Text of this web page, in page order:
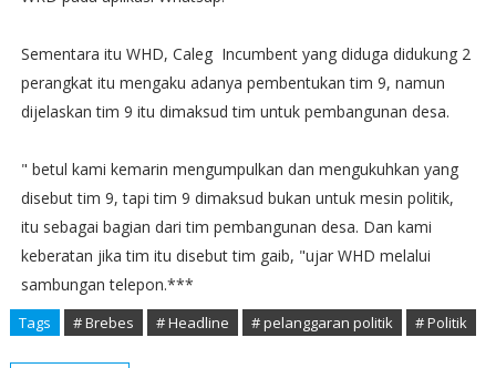
Sementara itu WHD, Caleg Incumbent yang diduga didukung 2
perangkat itu mengaku adanya pembentukan tim 9, namun
dijelaskan tim 9 itu dimaksud tim untuk pembangunan desa.
" betul kami kemarin mengumpulkan dan mengukuhkan yang
disebut tim 9, tapi tim 9 dimaksud bukan untuk mesin politik,
itu sebagai bagian dari tim pembangunan desa. Dan kami
keberatan jika tim itu disebut tim gaib, "ujar WHD melalui
sambungan telepon.***
Tags # Brebes # Headline # pelanggaran politik # Politik